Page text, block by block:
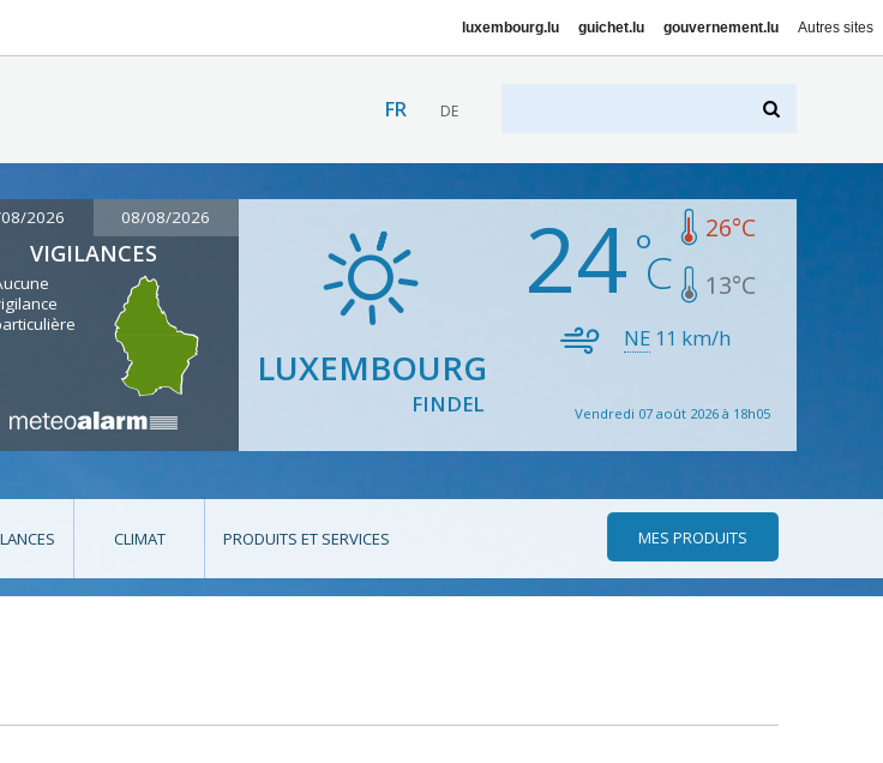
luxembourg.lu guichet.lu gouvernement.lu Autres sites
FR DE
2026 08/08/2026
VIGILANCES
LUXEMBOURG
FINDEL
24 26°C
13°C
NE 11 km/h
Vendredi 07 août 2026 à 18h05
CLIMAT PRODUITS ET SERVICES MES PRODUITS